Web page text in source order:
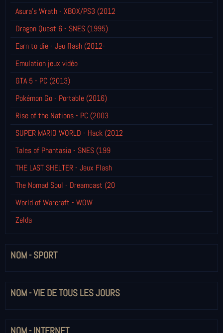
Asura's Wrath - XBOX/PS3 (2012
Dragon Quest 6 - SNES (1995)
Earn to die - Jeu flash (2012-
Emulation jeux vidéo
GTA 5 - PC (2013)
Pokémon Go - Portable (2016)
Rise of the Nations - PC (2003
SUPER MARIO WORLD - Hack (2012
Tales of Phantasia - SNES (199
THE LAST SHELTER - Jeux Flash
The Nomad Soul - Dreamcast (20
World of Warcraft - WOW
Zelda
NOM - SPORT
NOM - VIE DE TOUS LES JOURS